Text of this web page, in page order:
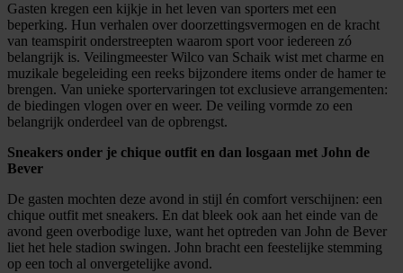
Gasten kregen een kijkje in het leven van sporters met een
beperking. Hun verhalen over doorzettingsvermogen en de kracht
van teamspirit onderstreepten waarom sport voor iedereen zó
belangrijk is. Veilingmeester Wilco van Schaik wist met charme en
muzikale begeleiding een reeks bijzondere items onder de hamer te
brengen. Van unieke sportervaringen tot exclusieve arrangementen:
de biedingen vlogen over en weer. De veiling vormde zo een
belangrijk onderdeel van de opbrengst.
Sneakers onder je chique outfit en dan losgaan met John de
Bever
De gasten mochten deze avond in stijl én comfort verschijnen: een
chique outfit met sneakers. En dat bleek ook aan het einde van de
avond geen overbodige luxe, want het optreden van John de Bever
liet het hele stadion swingen. John bracht een feestelijke stemming
op een toch al onvergetelijke avond.